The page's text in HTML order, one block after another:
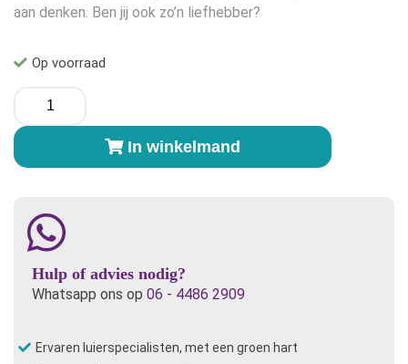
aan denken. Ben jij ook zo’n liefhebber?
Op voorraad
Bambinex
Tiger
en
20
kilo
aantal
In winkelmand
Hulp of advies nodig?
Whatsapp ons op 06 - 4486 2909
Ervaren luierspecialisten, met een groen hart